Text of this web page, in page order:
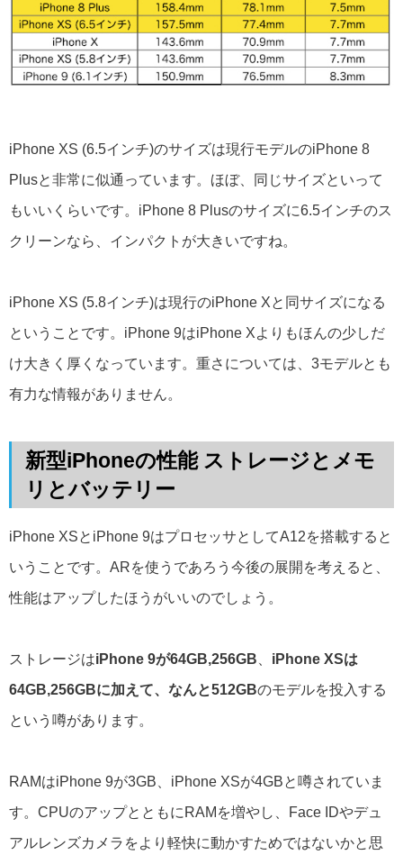
iPhone XS (6.5インチ)のサイズは現行モデルのiPhone 8
Plusと非常に似通っています。ほぼ、同じサイズといって
もいいくらいです。iPhone 8 Plusのサイズに6.5インチのス
クリーンなら、インパクトが大きいですね。
iPhone XS (5.8インチ)は現行のiPhone Xと同サイズになる
ということです。iPhone 9はiPhone Xよりもほんの少しだ
け大きく厚くなっています。重さについては、3モデルとも
有力な情報がありません。
新型iPhoneの性能 ストレージとメモ
リとバッテリー
iPhone XSとiPhone 9はプロセッサとしてA12を搭載すると
いうことです。ARを使うであろう今後の展開を考えると、
性能はアップしたほうがいいのでしょう。
ストレージはiPhone 9が64GB,256GB
iPhone XSは
64GB,256GBに加えて、なんと512GBのモデルを投入する
という噂があります。
RAMはiPhone 9が3GB、iPhone XSが4GBと噂されていま
す。CPUのアップとともにRAMを増やし、Face IDやデュ
アルレンズカメラをより軽快に動かすためではないかと思